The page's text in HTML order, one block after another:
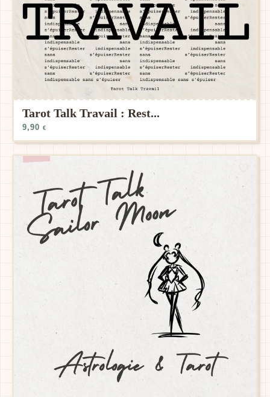
Tarot Talk Travail : Rest...
9,90 €